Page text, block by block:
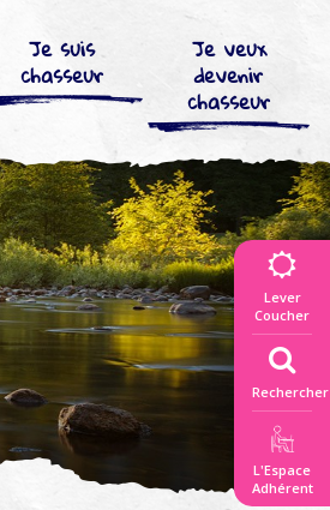
Je veux
devenir
chasseur
Je suis
chasseur
Lever
Coucher
Rechercher
L'Espace
Adhérent